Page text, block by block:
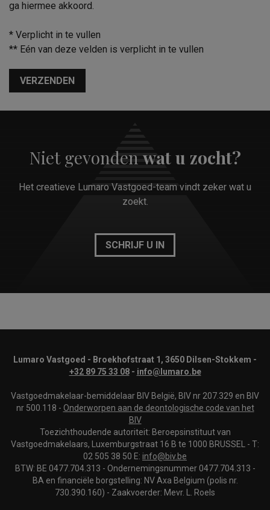
ga hiermee akkoord.
* Verplicht in te vullen
** Eén van deze velden is verplicht in te vullen
VERZENDEN
Niet gevondenwat u zocht?
Het creatieve Lumaro Vastgoed-team vindt zeker wat u
zoekt.
SCHRIJF U IN
Lumaro Vastgoed - Broekhofstraat 1, 3650 Dilsen-Stokkem -
+32 89 75 33 08- info@lumaro.be
Vastgoedmakelaar-bemiddelaar BIV België, BIV nr 207.329 en BIV
nr 500.118 - Onderworpen aan de deontologische code van het
BIV
Toezichthoudende autoriteit: Beroepsinstituut van
Vastgoedmakelaars, Luxemburgstraat 16 B te 1000 BRUSSEL - T:
02 505 38 50 E: info@biv.be
BTW: BE 0477.704.313 - Ondernemingsnummer 0477.704.313 -
BA en financiële borgstelling: NV Axa Belgium (polis nr.
730.390.160) - Zaakvoerder: Mevr. L. Roels